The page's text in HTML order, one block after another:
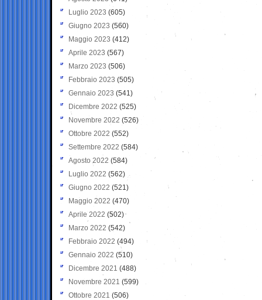
Luglio 2023 (605)
Giugno 2023 (560)
Maggio 2023 (412)
Aprile 2023 (567)
Marzo 2023 (506)
Febbraio 2023 (505)
Gennaio 2023 (541)
Dicembre 2022 (525)
Novembre 2022 (526)
Ottobre 2022 (552)
Settembre 2022 (584)
Agosto 2022 (584)
Luglio 2022 (562)
Giugno 2022 (521)
Maggio 2022 (470)
Aprile 2022 (502)
Marzo 2022 (542)
Febbraio 2022 (494)
Gennaio 2022 (510)
Dicembre 2021 (488)
Novembre 2021 (599)
Ottobre 2021 (506)